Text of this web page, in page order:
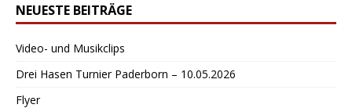
NEUESTE BEITRÄGE
Video- und Musikclips
Drei Hasen Turnier Paderborn – 10.05.2026
Flyer